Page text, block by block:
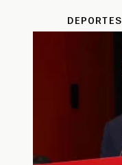
DEPORTES